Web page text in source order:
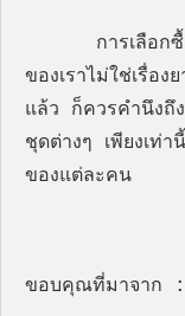
การเลือกซื้อรอ
ของเราไม่ใช่เรื่อง
แล้ว ก็ควรคำนึงถึง
ชุดต่างๆ เพียงเท่
ของแต่ละคน
ขอบคุณที่มาจาก